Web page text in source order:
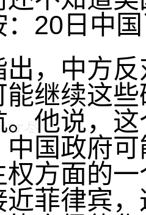
：20日中
出，中方
能继续这
。他说，
中国政府
权方面的
近菲律宾